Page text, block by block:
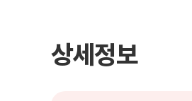
상세정보